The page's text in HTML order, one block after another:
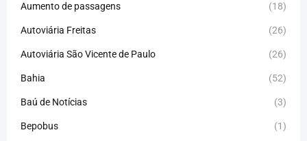
Aumento de passagens (18)
Autoviária Freitas (26)
Autoviária São Vicente de Paulo (26)
Bahia (52)
Baú de Notícias (3)
Bepobus (1)